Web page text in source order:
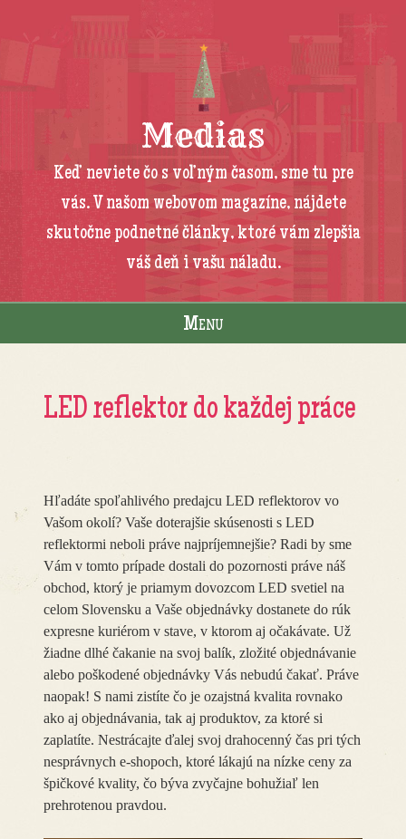
Medias
Keď neviete čo s voľným časom, sme tu pre
vás. V našom webovom magazíne, nájdete
skutočne podnetné články, ktoré vám zlepšia
váš deň i vašu náladu.
Menu
LED reflektor do každej práce
Hľadáte spoľahlivého predajcu LED reflektorov vo
Vašom okolí? Vaše doterajšie skúsenosti s LED
reflektormi neboli práve najpríjemnejšie? Radi by sme
Vám v tomto prípade dostali do pozornosti práve náš
obchod, ktorý je priamym dovozcom LED svetiel na
celom Slovensku a Vaše objednávky dostanete do rúk
expresne kuriérom v stave, v ktorom aj očakávate. Už
žiadne dlhé čakanie na svoj balík, zložité objednávanie
alebo poškodené objednávky Vás nebudú čakať. Práve
naopak! S nami zistíte čo je ozajstná kvalita rovnako
ako aj objednávania, tak aj produktov, za ktoré si
zaplatíte. Nestrácajte ďalej svoj drahocenný čas pri tých
nesprávnych e-shopoch, ktoré lákajú na nízke ceny za
špičkové kvality, čo býva zvyčajne bohužiaľ len
prehrotenou pravdou.